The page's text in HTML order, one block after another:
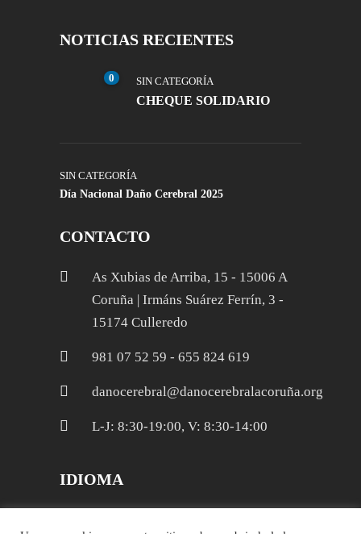
NOTICIAS RECIENTES
0 SIN CATEGORÍA
CHEQUE SOLIDARIO
SIN CATEGORÍA
Día Nacional Daño Cerebral 2025
CONTACTO
As Xubias de Arriba, 15 - 15006 A
Coruña | Irmáns Suárez Ferrín, 3 -
15174 Culleredo
981 07 52 59 - 655 824 619
danocerebral@danocerebralacoruña.org
L-J: 8:30-19:00, V: 8:30-14:00
IDIOMA